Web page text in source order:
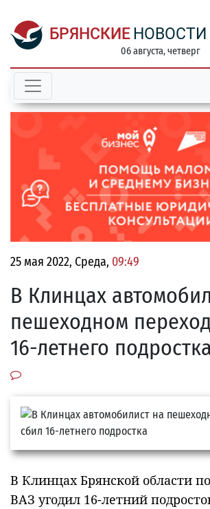
БРЯНСКИЕ НОВОСТИ
06 августа, четверг
25 мая 2022, Среда, 09:49
В Клинцах
пешеходном
16-летнего
В Клинцах Брянской области
ВАЗ угодил 16-летний